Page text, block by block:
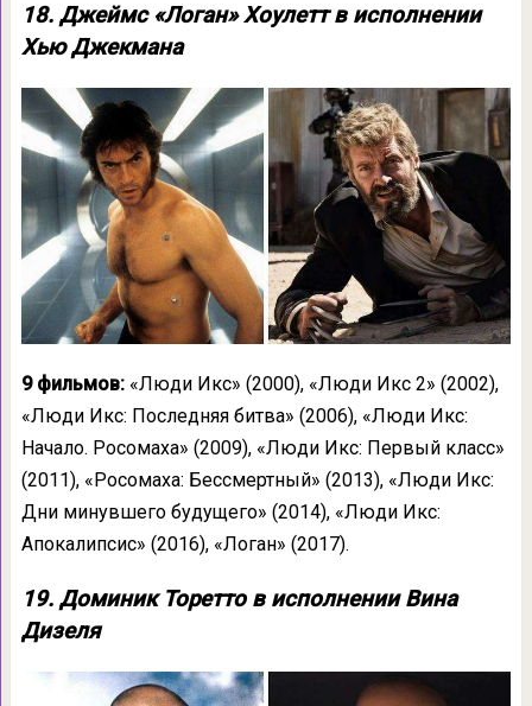
18. Джеймс «Логан» Хоулетт в исполнении
Хью Джекмана
9 фильмов:«Люди Икс» (2000), «Люди Икс 2» (2002),
«Люди Икс: Последняя битва» (2006), «Люди Икс:
Начало. Росомаха» (2009), «Люди Икс: Первый класс»
(2011), «Росомаха: Бессмертный» (2013), «Люди Икс:
Дни минувшего будущего» (2014), «Люди Икс:
Апокалипсис» (2016), «Логан» (2017).
19. Доминик Торетто в исполнении Вина
Дизеля